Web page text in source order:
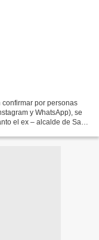
por personas
y WhatsApp), se
el ex – alcalde de San